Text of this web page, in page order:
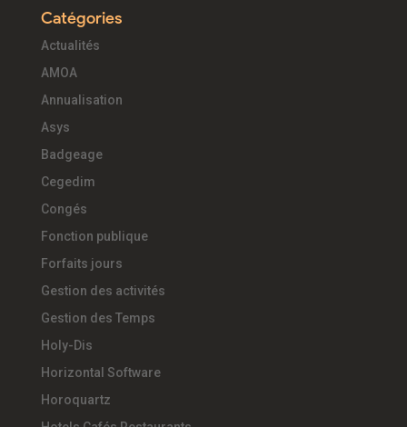
Catégories
Actualités
AMOA
Annualisation
Asys
Badgeage
Cegedim
Congés
Fonction publique
Forfaits jours
Gestion des activités
Gestion des Temps
Holy-Dis
Horizontal Software
Horoquartz